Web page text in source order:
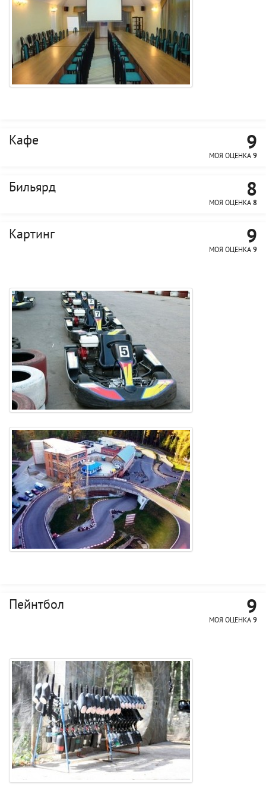
Кафе 9
МОЯ ОЦЕНКА 9
Бильярд 8
МОЯ ОЦЕНКА 8
Картинг 9
МОЯ ОЦЕНКА 9
Пейнтбол 9
МОЯ ОЦЕНКА 9